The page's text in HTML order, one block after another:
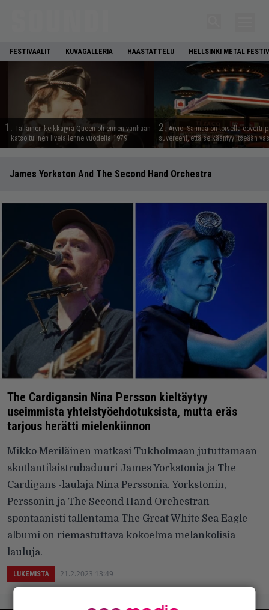
FESTIVAALIT KUVAGALLERIA HAASTATTELU HELLSINKI METAL
1. Tällainen keikkajyrä Queen oli ennen vanhaan
– katso tulinen livetallenne vuodelta 1979
2. Arvio: Saimaa on toisella
suvereeni, että se kääntyy itseään
James Yorkston And The Second Hand Orchestra
The Cardigansin Nina Persson kieltäytyy
useimmista yhteistyöehdotuksista, mutta eräs
tarjous herätti mielenkiinnon
Mikko Meriläinen matkasi Tukholmaan jututtamaan
skotlantilaistrubaduuri James Yorkstonia ja The
Cardigans -laulaja Nina Perssonia. Yorkstonin,
Perssonin ja The Second Hand Orchestran
spontaanisti tallentama The Great White Sea Eagle -
albumi on riemastuttava kokoelma melankolisia
lauluja.
LUKEMISTA 21.2.2023 13:49